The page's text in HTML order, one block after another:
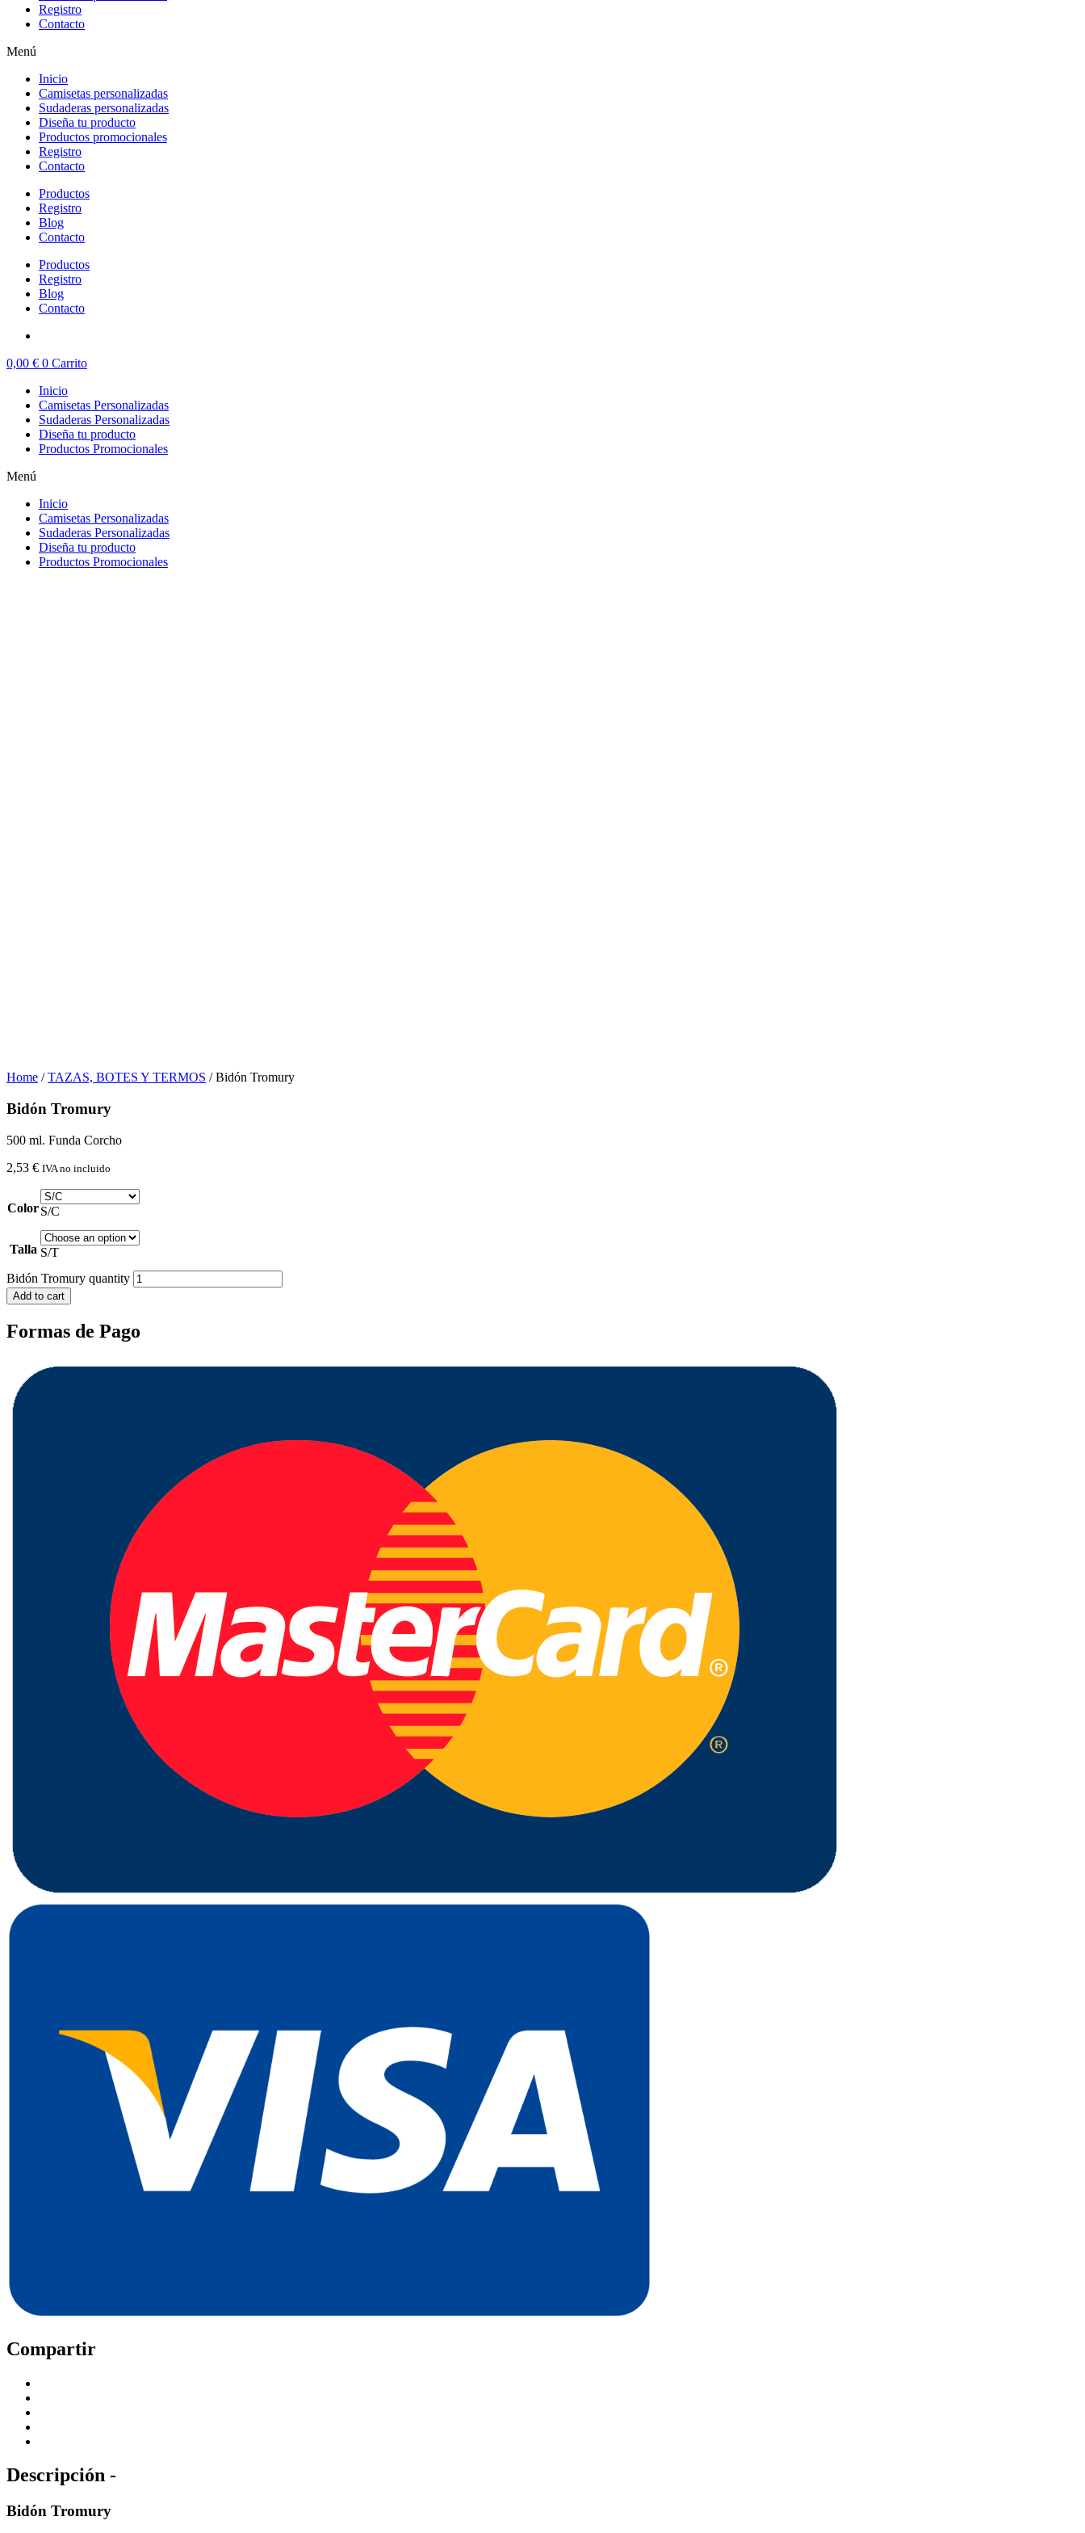
Registro
Contacto
Menú
Inicio
Camisetas personalizadas
Sudaderas personalizadas
Diseña tu producto
Productos promocionales
Registro
Contacto
Productos
Registro
Blog
Contacto
Productos
Registro
Blog
Contacto
0,00 € 0 Carrito
Inicio
Camisetas Personalizadas
Sudaderas Personalizadas
Diseña tu producto
Productos Promocionales
Menú
Inicio
Camisetas Personalizadas
Sudaderas Personalizadas
Diseña tu producto
Productos Promocionales
Home /TAZAS, BOTES Y TERMOS / Bidón Tromury
Bidón Tromury
500 ml. Funda Corcho
2,53 € IVA no incluido
ColorS/C
Talla S/T
Bidón Tromury quantity
Add to cart
Formas de Pago
Compartir
Descripción -
Bidón Tromury